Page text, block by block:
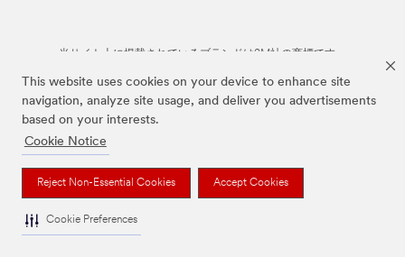
This website uses cookies on your device to enhance site
navigation, analyze site usage, and deliver you advertisements
based on your interests.
Cookie Notice
Reject Non-Essential Cookies Accept Cookies
Cookie Preferences
当サイト上に掲載されているブランドは3M社の商標です。